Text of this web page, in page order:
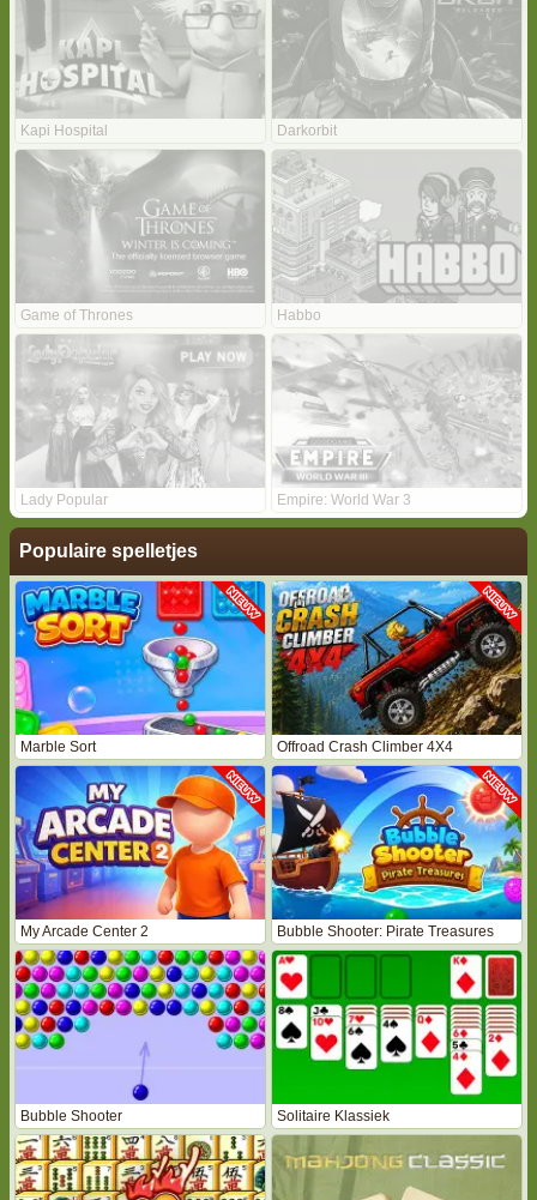
Kapi Hospital Darkorbit
Game of Thrones Habbo
Lady Popular Empire: World War 3
Populaire spelletjes
Marble Sort Offroad Crash Climber 4X4
My Arcade Center 2 Bubble Shooter: Pirate Treasures
Bubble Shooter Solitaire Klassiek